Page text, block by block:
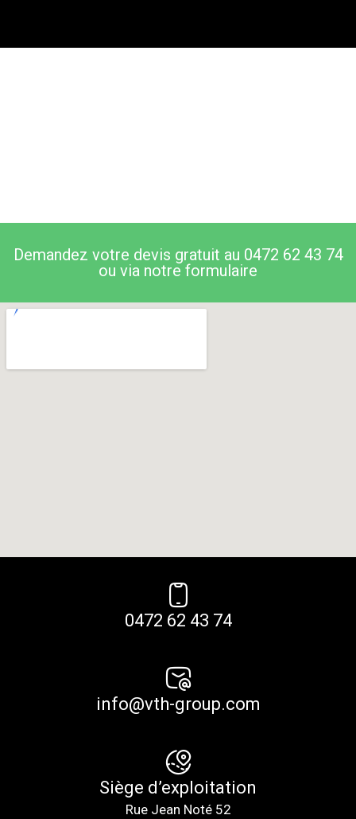
Demandez votre devis gratuit au 0472 62 43 74
ou via notre formulaire
0472 62 43 74
info@vth-group.com
Siège d’exploitation
Rue Jean Noté 52